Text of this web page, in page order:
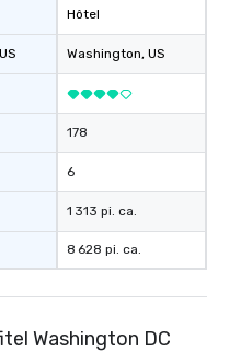
Hôtel
Washington, US
178
6
1 313 pi. ca.
8 628 pi. ca.
Washington DC